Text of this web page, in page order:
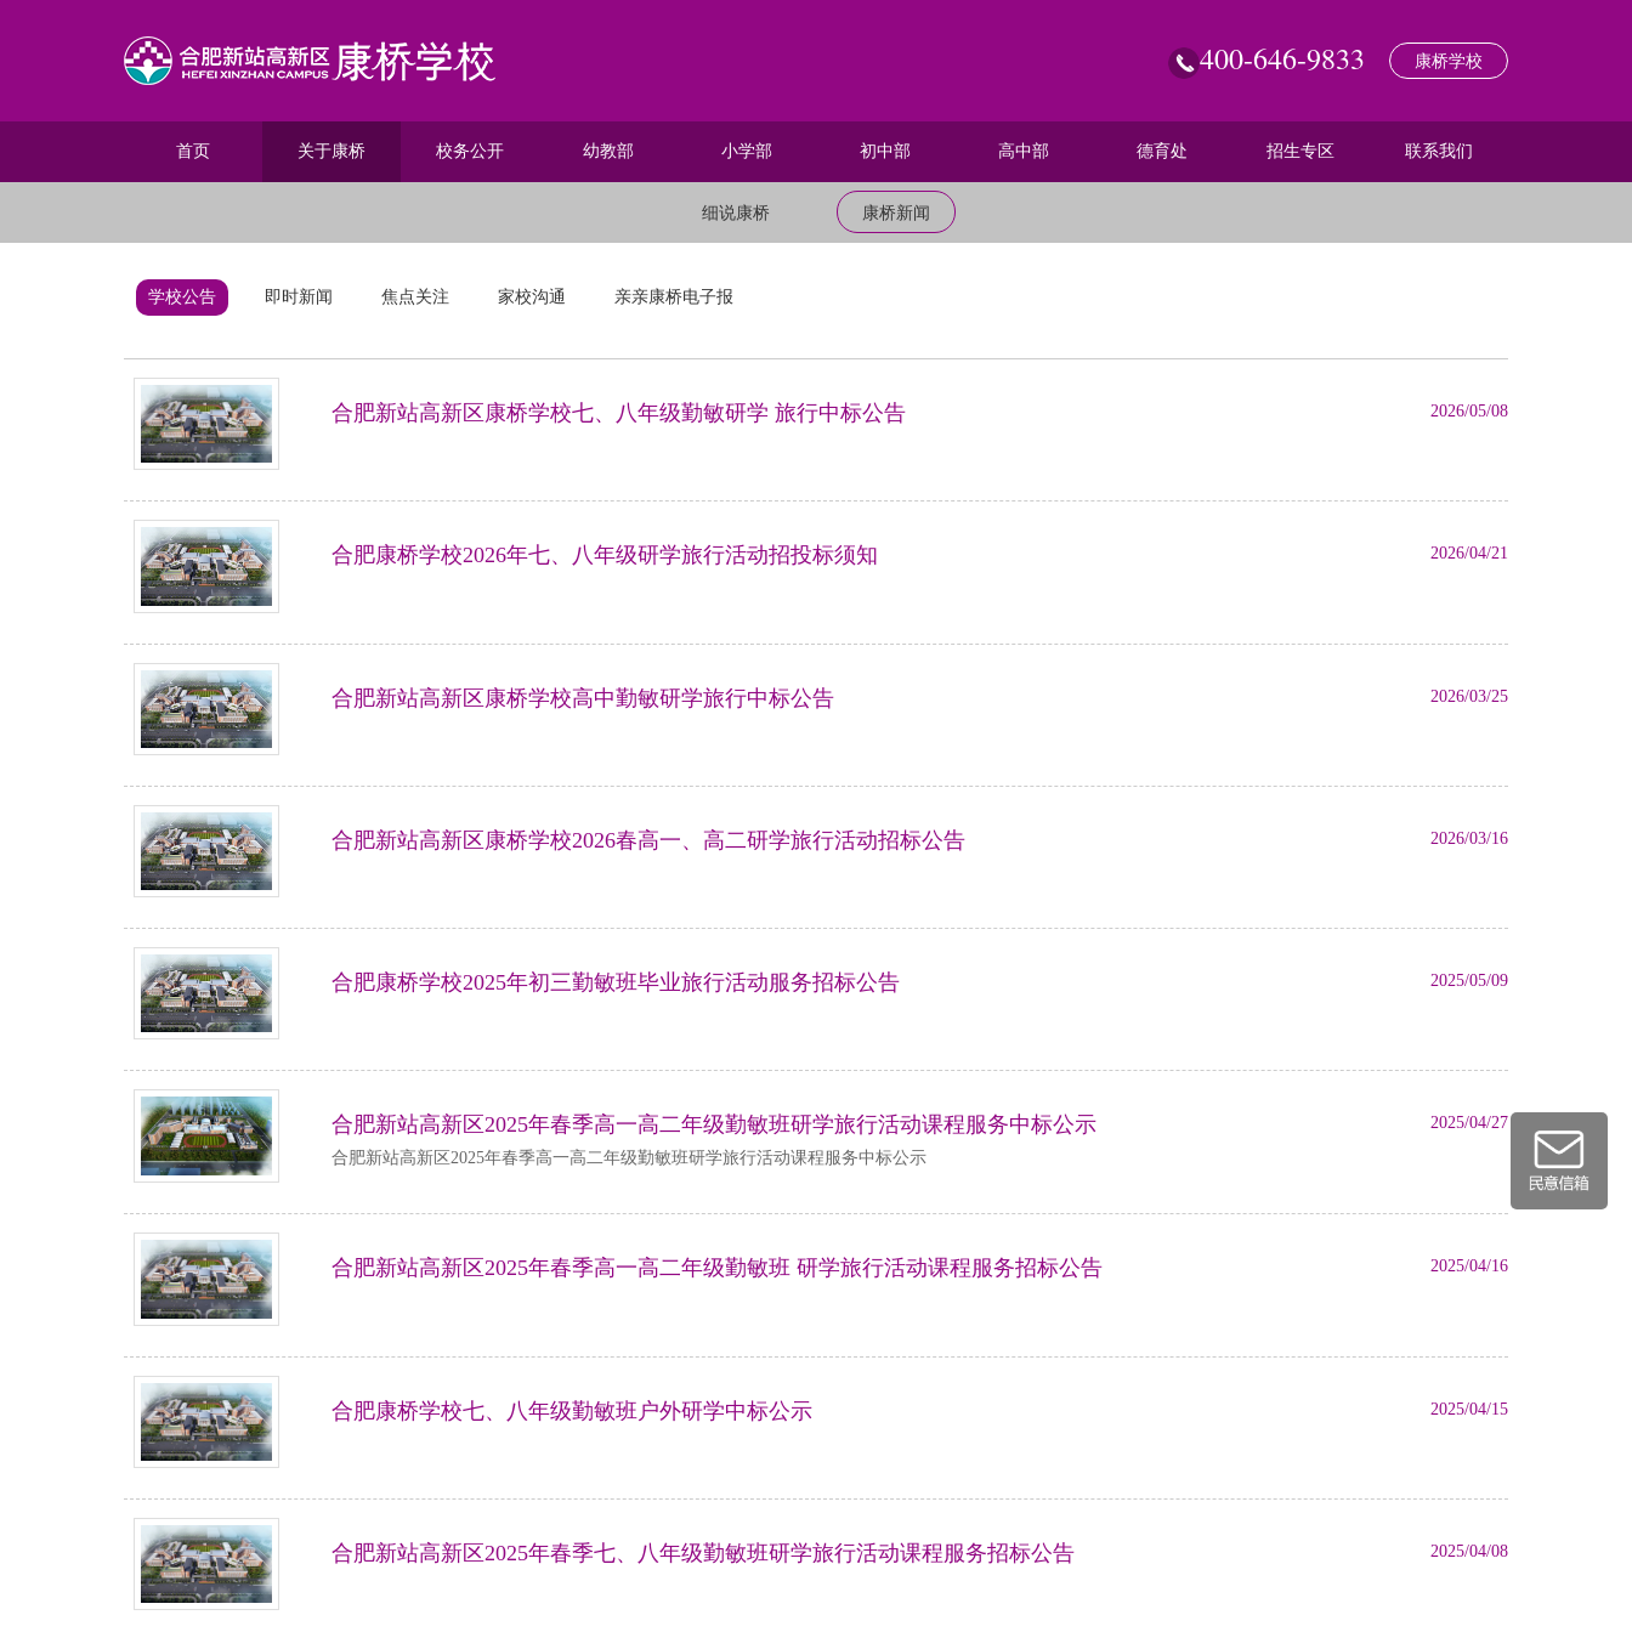
400-646-9833 康桥学校
首页 关于康桥 校务公开 幼教部 小学部 初中部 高中部 德育处 招生专区 联系我们
细说康桥 康桥新闻
学校公告 即时新闻 焦点关注 家校沟通 亲亲康桥电子报
合肥新站高新区康桥学校七、八年级勤敏研学 旅行中标公告 2026/05/08
合肥康桥学校2026年七、八年级研学旅行活动招投标须知 2026/04/21
合肥新站高新区康桥学校高中勤敏研学旅行中标公告 2026/03/25
合肥新站高新区康桥学校2026春高一、高二研学旅行活动招标公告 2026/03/16
合肥康桥学校2025年初三勤敏班毕业旅行活动服务招标公告 2025/05/09
合肥新站高新区2025年春季高一高二年级勤敏班研学旅行活动课程服务中标公示
2025/04/27
合肥新站高新区2025年春季高一高二年级勤敏班研学旅行活动课程服务中标公示
合肥新站高新区2025年春季高一高二年级勤敏班 研学旅行活动课程服务招标公告 2025/04/16
合肥康桥学校七、八年级勤敏班户外研学中标公示 2025/04/15
合肥新站高新区2025年春季七、八年级勤敏班研学旅行活动课程服务招标公告 2025/04/08